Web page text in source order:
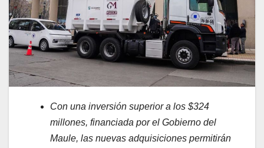
Con una inversión superior a los $324
millones, financiada por el Gobierno del
Maule, las nuevas adquisiciones permitirán